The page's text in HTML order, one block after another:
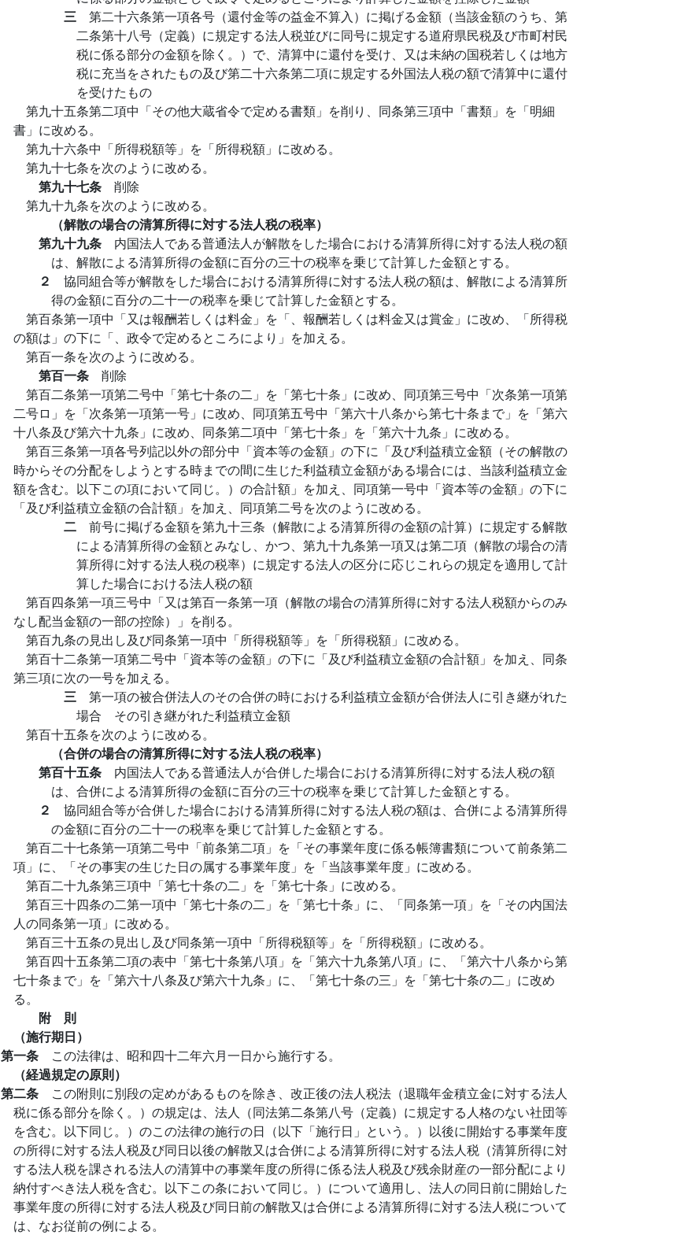
三 第二十六条第一項各号（還付金等の益金不算入）に掲げる金額（当該金額のうち、第
二条第十八号（定義）に規定する法人税並びに同号に規定する道府県民税及び市町村民
税に係る部分の金額を除く。）で、清算中に還付を受け、又は未納の国税若しくは地方
税に充当をされたもの及び第二十六条第二項に規定する外国法人税の額で清算中に還付
を受けたもの
第九十五条第二項中「その他大蔵省令で定める書類」を削り、同条第三項中「書類」を「明細
書」に改める。
第九十六条中「所得税額等」を「所得税額」に改める。
第九十七条を次のように改める。
第九十七条 削除
第九十九条を次のように改める。
（解散の場合の清算所得に対する法人税の税率）
第九十九条 内国法人である普通法人が解散をした場合における清算所得に対する法人税の額
は、解散による清算所得の金額に百分の三十の税率を乗じて計算した金額とする。
２ 協同組合等が解散をした場合における清算所得に対する法人税の額は、解散による清算所
得の金額に百分の二十一の税率を乗じて計算した金額とする。
第百条第一項中「又は報酬若しくは料金」を「、報酬若しくは料金又は賞金」に改め、「所得税
の額は」の下に「、政令で定めるところにより」を加える。
第百一条を次のように改める。
第百一条 削除
第百二条第一項第二号中「第七十条の二」を「第七十条」に改め、同項第三号中「次条第一項第
二号ロ」を「次条第一項第一号」に改め、同項第五号中「第六十八条から第七十条まで」を「第六
十八条及び第六十九条」に改め、同条第二項中「第七十条」を「第六十九条」に改める。
第百三条第一項各号列記以外の部分中「資本等の金額」の下に「及び利益積立金額（その解散の
時からその分配をしようとする時までの間に生じた利益積立金額がある場合には、当該利益積立金
額を含む。以下この項において同じ。）の合計額」を加え、同項第一号中「資本等の金額」の下に
「及び利益積立金額の合計額」を加え、同項第二号を次のように改める。
二 前号に掲げる金額を第九十三条（解散による清算所得の金額の計算）に規定する解散
による清算所得の金額とみなし、かつ、第九十九条第一項又は第二項（解散の場合の清
算所得に対する法人税の税率）に規定する法人の区分に応じこれらの規定を適用して計
算した場合における法人税の額
第百四条第一項三号中「又は第百一条第一項（解散の場合の清算所得に対する法人税額からのみ
なし配当金額の一部の控除）」を削る。
第百九条の見出し及び同条第一項中「所得税額等」を「所得税額」に改める。
第百十二条第一項第二号中「資本等の金額」の下に「及び利益積立金額の合計額」を加え、同条
第三項に次の一号を加える。
三 第一項の被合併法人のその合併の時における利益積立金額が合併法人に引き継がれた
場合 その引き継がれた利益積立金額
第百十五条を次のように改める。
（合併の場合の清算所得に対する法人税の税率）
第百十五条 内国法人である普通法人が合併した場合における清算所得に対する法人税の額
は、合併による清算所得の金額に百分の三十の税率を乗じて計算した金額とする。
２ 協同組合等が合併した場合における清算所得に対する法人税の額は、合併による清算所得
の金額に百分の二十一の税率を乗じて計算した金額とする。
第百二十七条第一項第二号中「前条第二項」を「その事業年度に係る帳簿書類について前条第二
項」に、「その事実の生じた日の属する事業年度」を「当該事業年度」に改める。
第百二十九条第三項中「第七十条の二」を「第七十条」に改める。
第百三十四条の二第一項中「第七十条の二」を「第七十条」に、「同条第一項」を「その内国法
人の同条第一項」に改める。
第百三十五条の見出し及び同条第一項中「所得税額等」を「所得税額」に改める。
第百四十五条第二項の表中「第七十条第八項」を「第六十九条第八項」に、「第六十八条から第
七十条まで」を「第六十八条及び第六十九条」に、「第七十条の三」を「第七十条の二」に改め
る。
附 則
（施行期日）
第一条 この法律は、昭和四十二年六月一日から施行する。
（経過規定の原則）
第二条 この附則に別段の定めがあるものを除き、改正後の法人税法（退職年金積立金に対する法人
税に係る部分を除く。）の規定は、法人（同法第二条第八号（定義）に規定する人格のない社団等
を含む。以下同じ。）のこの法律の施行の日（以下「施行日」という。）以後に開始する事業年度
の所得に対する法人税及び同日以後の解散又は合併による清算所得に対する法人税（清算所得に対
する法人税を課される法人の清算中の事業年度の所得に係る法人税及び残余財産の一部分配により
納付すべき法人税を含む。以下この条において同じ。）について適用し、法人の同日前に開始した
事業年度の所得に対する法人税及び同日前の解散又は合併による清算所得に対する法人税について
は、なお従前の例による。